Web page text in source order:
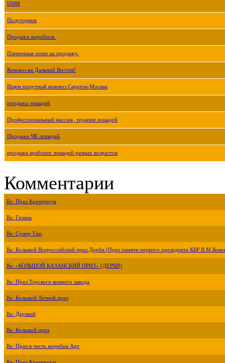
ЦМИ
Полуторник
Продажа жеребцов.
Племенные пони на продажу.
Коневоз на Дальний Восток!
Ищем попутный коневоз Саратов-Москва
продажа лошадей
Профессиональный массаж, терапия лошадей
Продажа ЧК лошадей
продажа арабских лошадей разных возрастов
Комментарии
Re: Приз Критериум
Re: Гизана
Re: Супер Тип
Re: Большой Всероссийский приз Дерби (Приз памяти первого президента КБР
Re: «БОЛЬШОЙ КАЗАНСКИЙ ПРИЗ» (ДЕРБИ)
Re: Приз Терского конного завода
Re: Большой Летний приз
Re: Дерзкий
Re: Большой приз
Re: Приз в честь жеребца Арт